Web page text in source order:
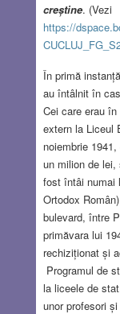
creștine. (Vezi
https://
În primă
au întâlnit în
Cei care erau
extern la Liceul
noiembrie
un milion de
fost întâi numai
Ortodox
bulevard, între
primăvara lui
rechiziționat și
Programul de
la liceele de
unor profesori